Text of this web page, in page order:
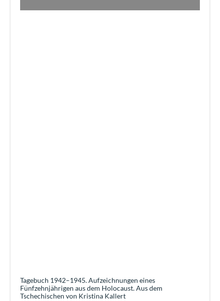
Tagebuch 1942–1945. Aufzeichnungen eines
Fünfzehnjährigen aus dem Holocaust. Aus dem
Tschechischen von Kristina Kallert